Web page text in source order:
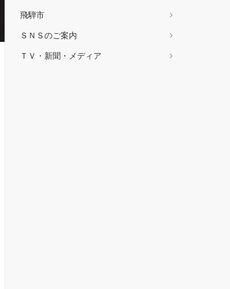
飛騨市
ＳＮＳのご案内
ＴＶ・新聞・メディア